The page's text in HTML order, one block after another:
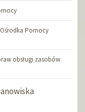
Pomocy
obsługi zasobów